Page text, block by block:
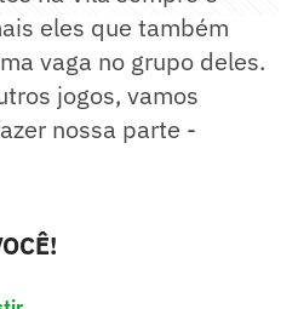
eles que também
vaga no grupo deles.
jogos, vamos
nossa parte -